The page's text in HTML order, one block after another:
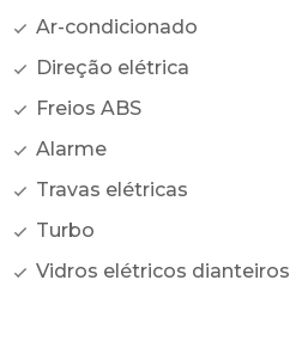
Ar-condicionado
Direção elétrica
Freios ABS
Alarme
Travas elétricas
Turbo
Vidros elétricos dianteiros